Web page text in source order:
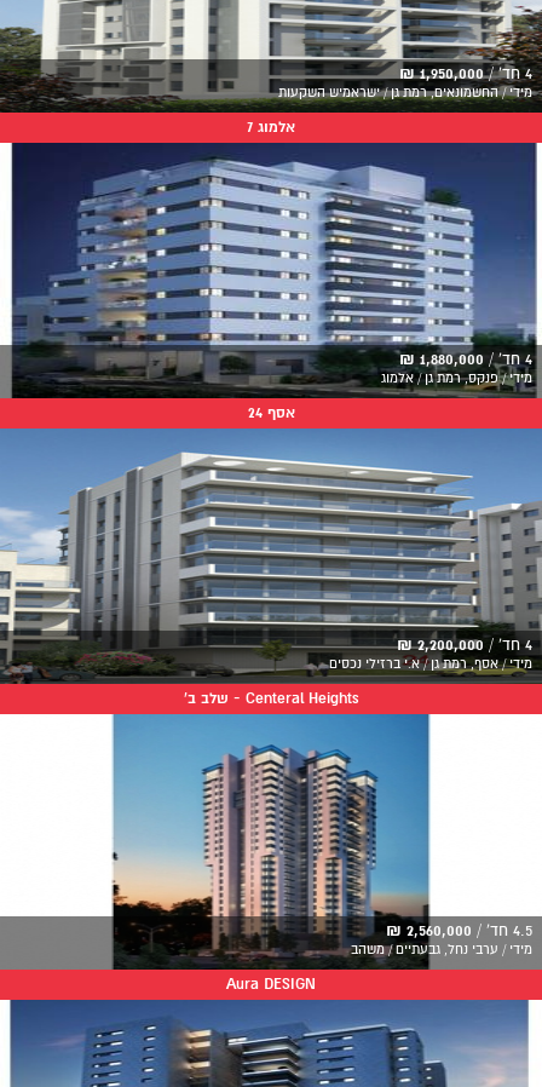
4 חד' / 1,950,000 ₪
מידי / החשמונאים, רמת גן / ישראמיש השקעות
אלמוג 7
4 חד' / 1,880,000 ₪
מידי / פנקס, רמת גן / אלמוג
אסף 24
4 חד' / 2,200,000 ₪
מידי / אסף, רמת גן / א.י ברזילי נכסים
Centeral Heights - שלב ב'
4.5 חד' / 2,560,000 ₪
מידי / ערבי נחל, גבעתיים / משהב
Aura DESIGN